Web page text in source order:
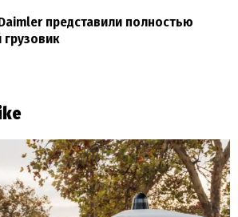
представили полностью
грузовик